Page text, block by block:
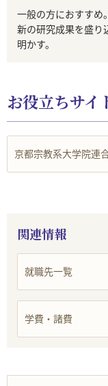
一般の方におすすめ
新の研究成果を盛り
明かす。
お役立ちサイ
京都宗教系大学院連
関連情報
就職先一覧
学費・諸費